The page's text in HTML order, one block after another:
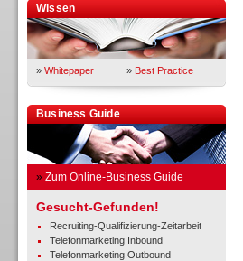
Wissen
» Whitepaper » Best Practice
Business Guide
» Zum Online-Business Guide
Gesucht-Gefunden!
Recruiting-Qualifizierung-Zeitarbeit
Telefonmarketing Inbound
Telefonmarketing Outbound